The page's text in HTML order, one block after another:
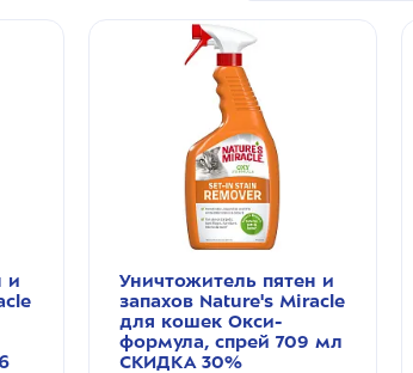
и
Уничтожитель пятен и
запахов Nature's Miracle
для кошек Окси-
формула, спрей 709 мл
СКИДКА 30%